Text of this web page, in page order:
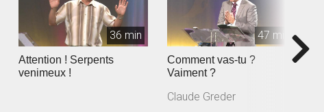
36 min
Attention ! Serpents
venimeux !
47 min
Comment vas-tu ?
Vaiment ?
Claude Greder